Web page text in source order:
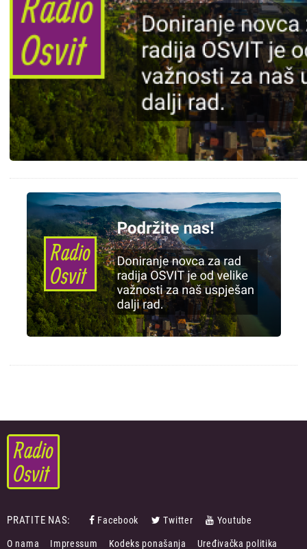
PRATITE NAS: Facebook Twitter Youtube
FOOTER
O nama Impressum Kodeks ponašanja Uređivačka politika